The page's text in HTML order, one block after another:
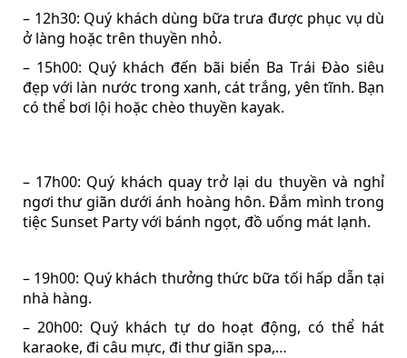
– 12h30: Quý khách dùng bữa trưa được phục vụ dù
ở làng hoặc trên thuyền nhỏ.
– 15h00: Quý khách đến bãi biển Ba Trái Đào siêu
đẹp với làn nước trong xanh, cát trắng, yên tĩnh. Bạn
có thể bơi lội hoặc chèo thuyền kayak.
– 17h00: Quý khách quay trở lại du thuyền và nghỉ
ngơi thư giãn dưới ánh hoàng hôn. Đắm mình trong
tiệc Sunset Party với bánh ngọt, đồ uống mát lạnh.
– 19h00: Quý khách thưởng thức bữa tối hấp dẫn tại
nhà hàng.
– 20h00: Quý khách tự do hoạt động, có thể hát
karaoke, đi câu mực, đi thư giãn spa,…